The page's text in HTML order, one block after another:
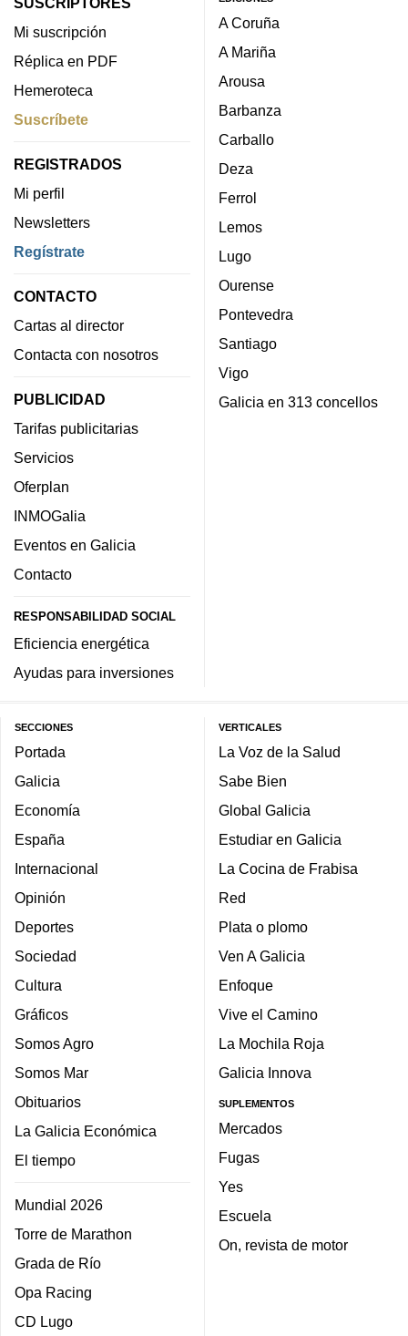
Mi suscripción
Réplica en PDF
Hemeroteca
Suscríbete
REGISTRADOS
Mi perfil
Newsletters
Regístrate
CONTACTO
Cartas al director
Contacta con nosotros
PUBLICIDAD
Tarifas publicitarias
Servicios
Oferplan
INMOGalia
Eventos en Galicia
Contacto
RESPONSABILIDAD SOCIAL
Eficiencia energética
Ayudas para inversiones
A Coruña
A Mariña
Arousa
Barbanza
Carballo
Deza
Ferrol
Lemos
Lugo
Ourense
Pontevedra
Santiago
Vigo
Galicia en 313 concellos
SECCIONES
Portada
Galicia
Economía
España
Internacional
Opinión
Deportes
Sociedad
Cultura
Gráficos
Somos Agro
Somos Mar
Obituarios
La Galicia Económica
El tiempo
Mundial 2026
Torre de Marathon
Grada de Río
Opa Racing
CD Lugo
VERTICALES
La Voz de la Salud
Sabe Bien
Global Galicia
Estudiar en Galicia
La Cocina de Frabisa
Red
Plata o plomo
Ven A Galicia
Enfoque
Vive el Camino
La Mochila Roja
Galicia Innova
SUPLEMENTOS
Mercados
Fugas
Yes
Escuela
On, revista de motor